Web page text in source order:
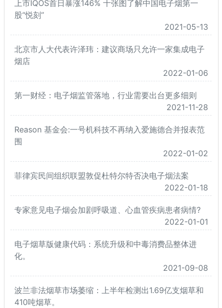
上市IQOS首日暴涨146% 十张图了解中国电子烟第一
股“悦刻”
2021-05-13
北京市人大代表许泽玮：建议商场只允许一家集成电子
烟店
2022-01-06
第一财经：电子烟监管落地，行业需要出台更多细则
2021-11-28
Reason 基金会:一号机科技不再纳入爱施德合并报表范
围
2022-01-02
菲律宾民间组织联盟敦促杜特尔特否决电子烟法案
2022-01-18
专家意见电子烟会加剧呼吸道、心血管疾病患者病情?
2022-01-01
电子烟草版健康代码：系统升级和中毒消费品整体进
化。
2021-09-08
波兰非法烟草市场萎缩：上半年检测出1.69亿支烟草和
410吨烟草。